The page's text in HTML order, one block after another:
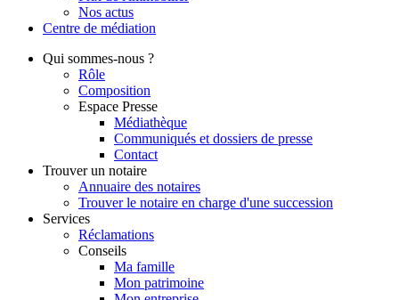
Nos actus
Centre de médiation
Qui sommes-nous ?
Rôle
Composition
Espace Presse
Médiathèque
Communiqués et dossiers de presse
Contact
Trouver un notaire
Annuaire des notaires
Trouver le notaire en charge d'une succession
Services
Réclamations
Conseils
Ma famille
Mon patrimoine